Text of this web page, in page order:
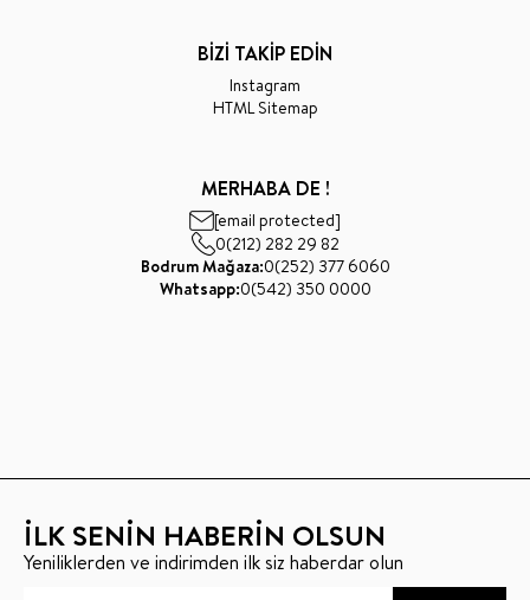
BİZİ TAKİP EDİN
Instagram
HTML Sitemap
MERHABA DE !
[email protected]
0(212) 282 29 82
Bodrum Mağaza:0(252) 377 6060
Whatsapp:0(542) 350 0000
İLK SENİN HABERİN OLSUN
Yeniliklerden ve indirimden ilk siz haberdar olun